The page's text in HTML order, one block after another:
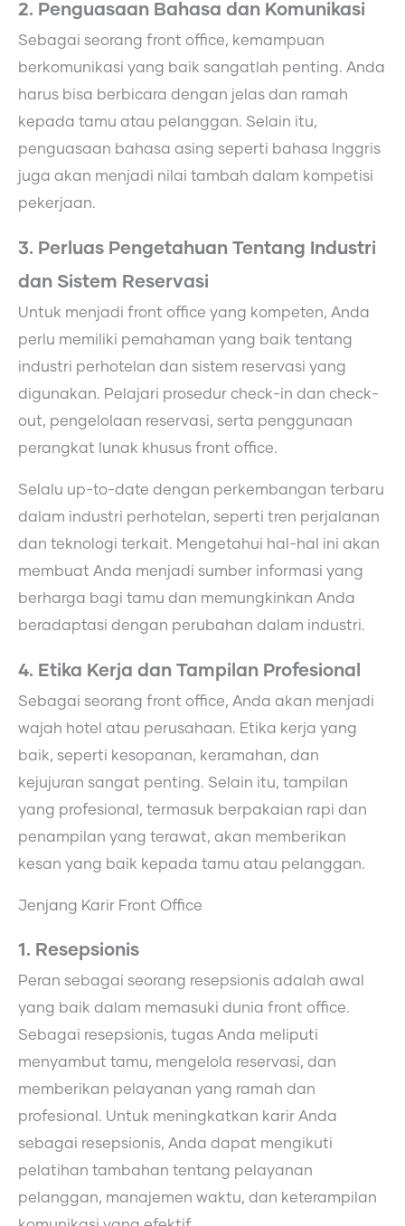
2. Penguasaan Bahasa dan Komunikasi
Sebagai seorang front office, kemampuan
berkomunikasi yang baik sangatlah penting. Anda
harus bisa berbicara dengan jelas dan ramah
kepada tamu atau pelanggan. Selain itu,
penguasaan bahasa asing seperti bahasa Inggris
juga akan menjadi nilai tambah dalam kompetisi
pekerjaan.
3. Perluas Pengetahuan Tentang Industri
dan Sistem Reservasi
Untuk menjadi front office yang kompeten, Anda
perlu memiliki pemahaman yang baik tentang
industri perhotelan dan sistem reservasi yang
digunakan. Pelajari prosedur check-in dan check-
out, pengelolaan reservasi, serta penggunaan
perangkat lunak khusus front office.
Selalu up-to-date dengan perkembangan terbaru
dalam industri perhotelan, seperti tren perjalanan
dan teknologi terkait. Mengetahui hal-hal ini akan
membuat Anda menjadi sumber informasi yang
berharga bagi tamu dan memungkinkan Anda
beradaptasi dengan perubahan dalam industri.
4. Etika Kerja dan Tampilan Profesional
Sebagai seorang front office, Anda akan menjadi
wajah hotel atau perusahaan. Etika kerja yang
baik, seperti kesopanan, keramahan, dan
kejujuran sangat penting. Selain itu, tampilan
yang profesional, termasuk berpakaian rapi dan
penampilan yang terawat, akan memberikan
kesan yang baik kepada tamu atau pelanggan.
Jenjang Karir Front Office
1. Resepsionis
Peran sebagai seorang resepsionis adalah awal
yang baik dalam memasuki dunia front office.
Sebagai resepsionis, tugas Anda meliputi
menyambut tamu, mengelola reservasi, dan
memberikan pelayanan yang ramah dan
profesional. Untuk meningkatkan karir Anda
sebagai resepsionis, Anda dapat mengikuti
pelatihan tambahan tentang pelayanan
pelanggan, manajemen waktu, dan keterampilan